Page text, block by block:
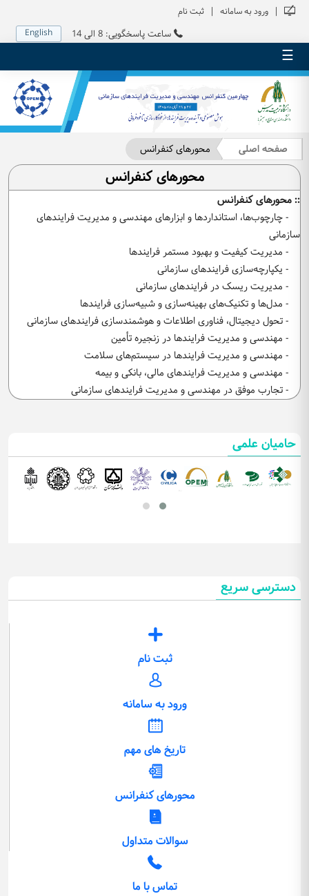
| ورود به سامانه | ثبت نام
ساعت پاسخگویی: 8 الی 14 English
☰
صفحه اصلی محورهای کنفرانس
محورهای کنفرانس
:: محورهای کنفرانس
- چارچوب‌ها، استانداردها و ابزارهای مهندسی و مدیریت فرایندهای
سازمانی
- مدیریت کیفیت و بهبود مستمر فرایندها
- یکپارچه‌سازی فرایندهای سازمانی
- مدیریت ریسک در فرایندهای سازمانی
- مدل‌ها و تکنیک‌های بهینه‌سازی و شبیه‌سازی فرایندها
- تحول دیجیتال، فناوری اطلاعات و هوشمندسازی فرایندهای سازمانی
- مهندسی و مدیریت فرایندها در زنجیره تأمین
- مهندسی و مدیریت فرایندها در سیستم‌های سلامت
- مهندسی و مدیریت فرایندهای مالی، بانکی و بیمه
- تجارب موفق در مهندسی و مدیریت فرایندهای سازمانی
حامیان علمی
دسترسی سریع
ثبت نام
ورود به سامانه
تاریخ های مهم
محورهای کنفرانس
سوالات متداول
تماس با ما